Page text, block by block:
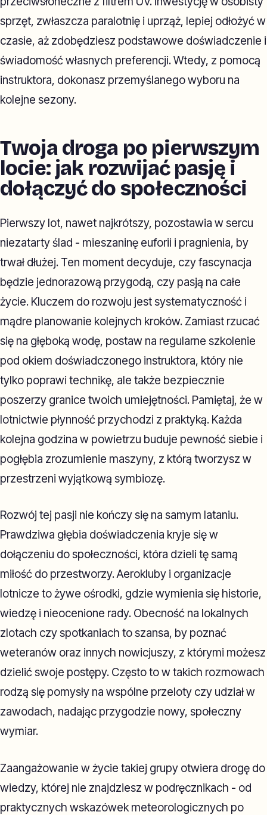
sprzęt, zwłaszcza paralotnię i uprząż, lepiej odłożyć w
czasie, aż zdobędziesz podstawowe doświadczenie i
świadomość własnych preferencji. Wtedy, z pomocą
instruktora, dokonasz przemyślanego wyboru na
kolejne sezony.
Twoja droga po pierwszym
locie: jak rozwijać pasję i
dołączyć do społeczności
Pierwszy lot, nawet najkrótszy, pozostawia w sercu
niezatarty ślad - mieszaninę euforii i pragnienia, by
trwał dłużej. Ten moment decyduje, czy fascynacja
będzie jednorazową przygodą, czy pasją na całe
życie. Kluczem do rozwoju jest systematyczność i
mądre planowanie kolejnych kroków. Zamiast rzucać
się na głęboką wodę, postaw na regularne szkolenie
pod okiem doświadczonego instruktora, który nie
tylko poprawi technikę, ale także bezpiecznie
poszerzy granice twoich umiejętności. Pamiętaj, że w
lotnictwie płynność przychodzi z praktyką. Każda
kolejna godzina w powietrzu buduje pewność siebie i
pogłębia zrozumienie maszyny, z którą tworzysz w
przestrzeni wyjątkową symbiozę.
Rozwój tej pasji nie kończy się na samym lataniu.
Prawdziwa głębia doświadczenia kryje się w
dołączeniu do społeczności, która dzieli tę samą
miłość do przestworzy. Aerokluby i organizacje
lotnicze to żywe ośrodki, gdzie wymienia się historie,
wiedzę i nieocenione rady. Obecność na lokalnych
zlotach czy spotkaniach to szansa, by poznać
weteranów oraz innych nowicjuszy, z którymi możesz
dzielić swoje postępy. Często to w takich rozmowach
rodzą się pomysły na wspólne przeloty czy udział w
zawodach, nadając przygodzie nowy, społeczny
wymiar.
Zaangażowanie w życie takiej grupy otwiera drogę do
wiedzy, której nie znajdziesz w podręcznikach - od
praktycznych wskazówek meteorologicznych po